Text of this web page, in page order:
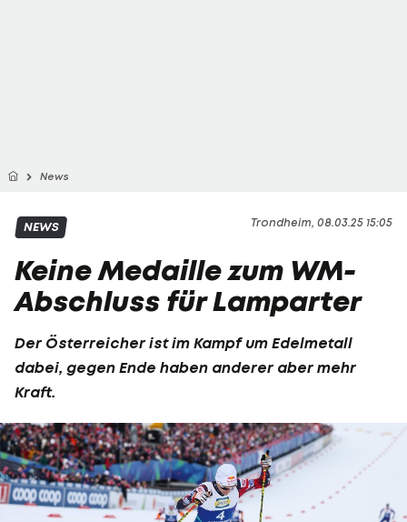
News
Trondheim, 08.03.25 15:05
NEWS
Keine Medaille zum WM-
Abschluss für Lamparter
Der Österreicher ist im Kampf um Edelmetall
dabei, gegen Ende haben anderer aber mehr
Kraft.